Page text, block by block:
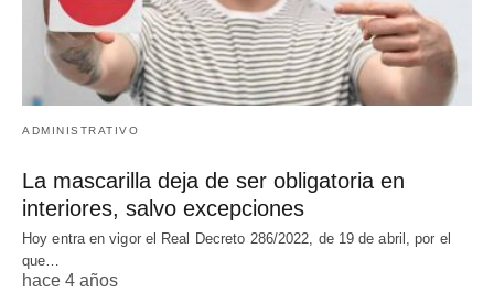
ADMINISTRATIVO
La mascarilla deja de ser obligatoria en
interiores, salvo excepciones
Hoy entra en vigor el Real Decreto 286/2022, de 19 de abril, por el
que…
hace 4 años